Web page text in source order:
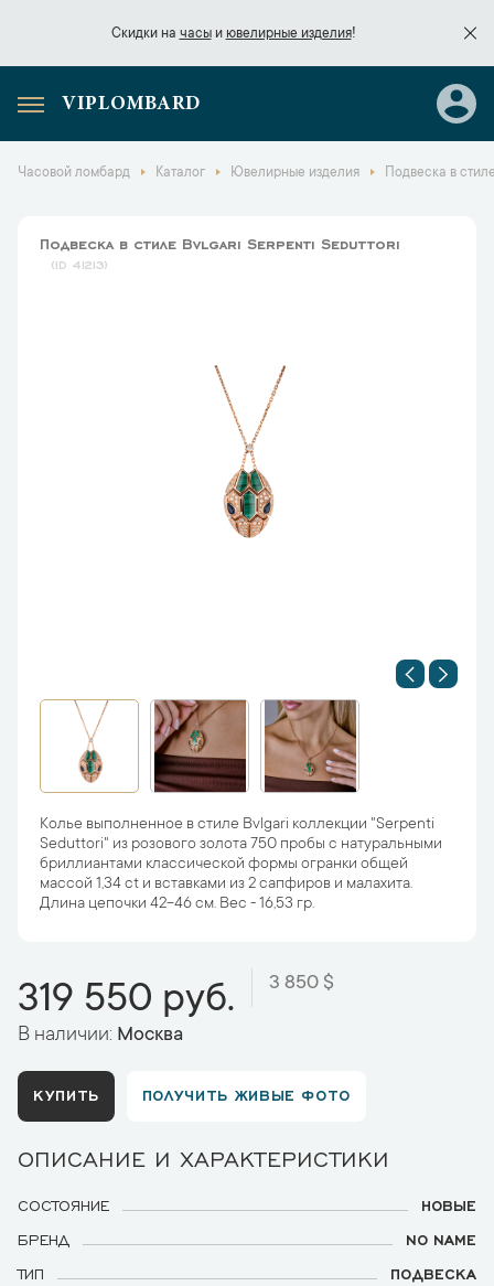
Скидки на часыи ювелирные изделия!
Скидки начасы
VIPLOMBARD
Часовой ломбард Каталог Ювелирные изделия Подвеска в
Подвеска в стиле Bvlgari Serpenti Seduttori
41213
Колье выполненное в стиле Bvlgari коллекции "Serpenti
Seduttori" из розового золота 750 пробы с натуральными
бриллиантами классической формы огранки общей
массой 1,34 ct и вставками из 2 сапфиров и малахита.
Длина цепочки 42-46 см. Вес - 16,53 гр.
319 550 руб. 3 850 $
В наличии: Москва
КУПИТЬ ПОЛУЧИТЬ ЖИВЫЕ ФОТО
ОПИСАНИЕ И ХАРАКТЕРИСТИКИ
СОСТОЯНИЕ
НОВЫЕ
БРЕНД
NO NAME
ТИП
ПОДВЕСКА